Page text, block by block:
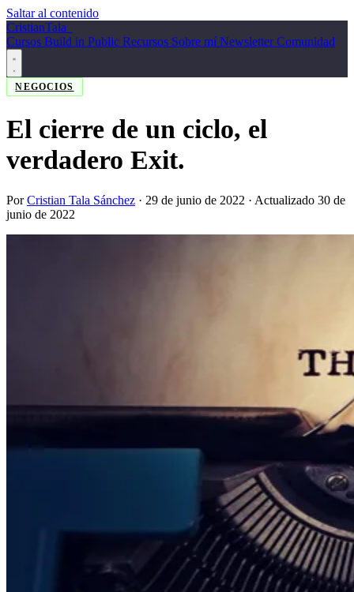
Saltar al contenido
CristianTala
Cursos Build in Public Recursos Sobre míNewsletterComunidad
NEGOCIOS
El cierre de un ciclo, el
verdadero Exit.
PorCristian Tala Sánchez · 29 de junio de 2022 · Actualizado 30 de
junio de 2022